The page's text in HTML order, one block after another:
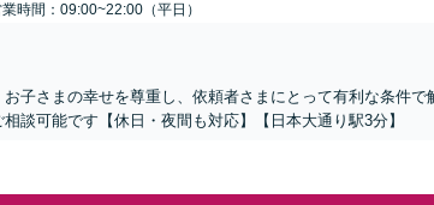
時間：09:00~22:00（平日）
子さまの幸せを尊重し、依頼者さまにとって有利な条件で
談可能です【休日・夜間も対応】【日本大通り駅3分】